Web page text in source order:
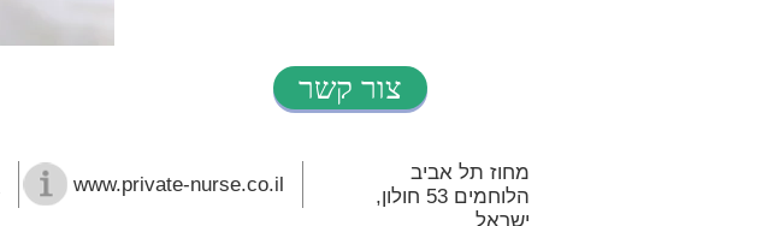
צור קשר
www.private-nurse.co.il
מחוז תל אביב
,הלוחמים 53 חולון
ישראל